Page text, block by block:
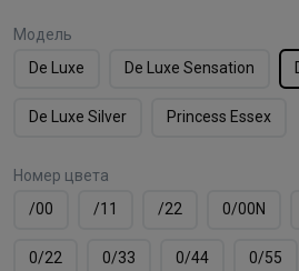
Модель
De Luxe
De Luxe Sensation
De Luxe Silver Princess Essex
Номер цвета
/00
/11 /22 0/00N
0/22 0/33 0/44 0/55